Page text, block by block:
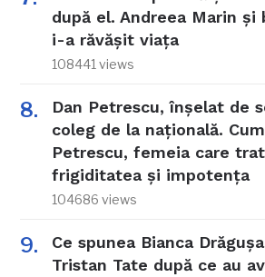
după el. Andreea Marin și
i-a răvășit viața
108441 views
Dan Petrescu, înșelat de
coleg de la națională.
Petrescu, femeia care
frigiditatea și impotența
104686 views
Ce spunea Bianca
Tristan Tate după ce au